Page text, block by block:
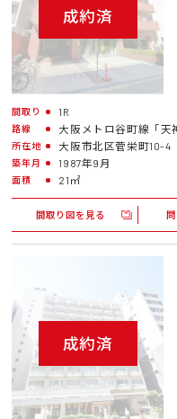
成約済
間取り 1R
路線 大阪メトロ谷町線「天
所在地 大阪市北区菅栄町10-4
築年月 1987年9月
面積 21㎡
間取り図を見る
成約済